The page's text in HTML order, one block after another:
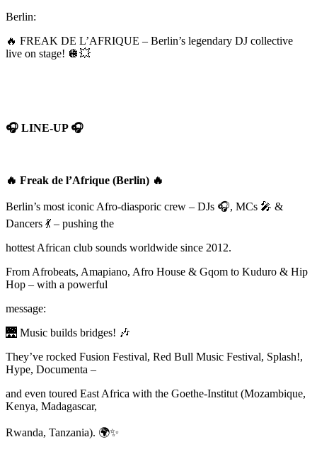
Berlin:
🔥 FREAK DE L’AFRIQUE – Berlin’s legendary DJ collective
live on stage! 🪩💥
🎧 LINE-UP 🎧
🔥 Freak de l’Afrique (Berlin) 🔥
Berlin’s most iconic Afro-diasporic crew – DJs 🎧, MCs 🎤 &
Dancers 💃 – pushing the
hottest African club sounds worldwide since 2012.
From Afrobeats, Amapiano, Afro House & Gqom to Kuduro & Hip
Hop – with a powerful
message:
🌉 Music builds bridges! 🎶
They’ve rocked Fusion Festival, Red Bull Music Festival, Splash!,
Hype, Documenta –
and even toured East Africa with the Goethe-Institut (Mozambique,
Kenya, Madagascar,
Rwanda, Tanzania). 🌍✨